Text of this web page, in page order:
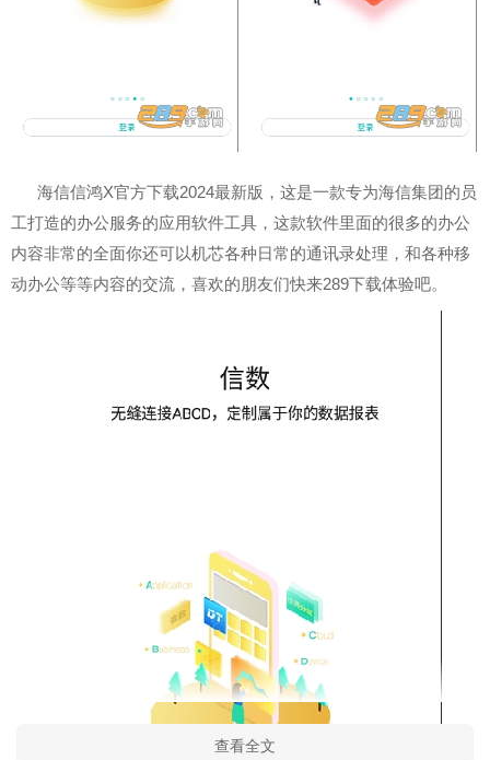
海信信鸿X官方下载2024最新版，这是一款专为海信集团的员
工打造的办公服务的应用软件工具，这款软件里面的很多的办公
内容非常的全面你还可以机芯各种日常的通讯录处理，和各种移
动办公等等内容的交流，喜欢的朋友们快来289下载体验吧。
查看全文